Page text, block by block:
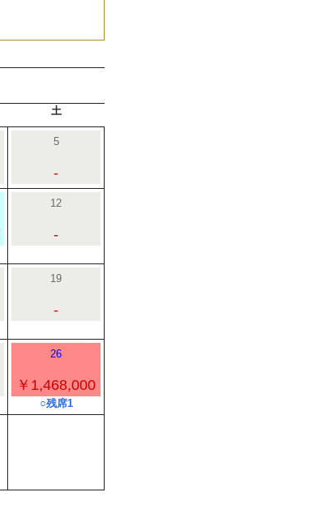
土
5
-
12
-
19
-
26
￥1,468,000
○残席1